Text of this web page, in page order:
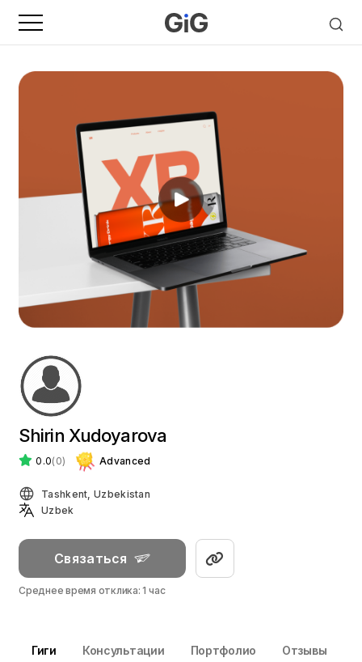
Shirin Xudoyarova
0.0(0) Advanced
Tashkent, Uzbekistan
Uzbek
Связаться
Среднее время отклика: 1 час
Гиги Консультации Портфолио Отзывы